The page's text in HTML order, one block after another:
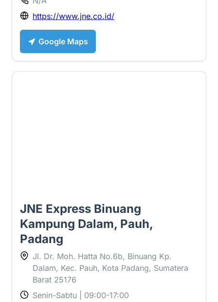
https://www.jne.co.id/
Google Maps
JNE Express Binuang
Kampung Dalam, Pauh,
Padang
Jl. Dr. Moh. Hatta No.6b, Binuang Kp.
Dalam, Kec. Pauh, Kota Padang, Sumatera
Barat 25176
Senin-Sabtu | 09:00-17:00